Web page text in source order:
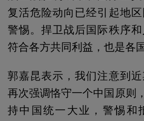
复活危险动向已经引起地
警惕。捍卫战后国际秩序和
符合各方共同利益，也是各
郭嘉昆表示，我们注意到
再次强调恪守一个中国原则
持中国统一大业，警惕和